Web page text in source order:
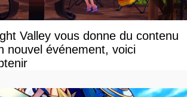
Valley vous donne du contenu
nouvel événement, voici